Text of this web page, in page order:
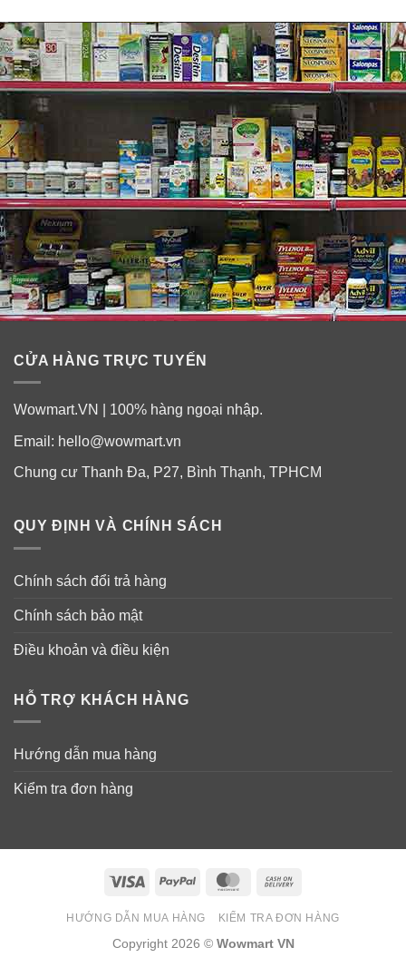
CỬA HÀNG TRỰC TUYẾN
Wowmart.VN | 100% hàng ngoại nhập.
Email: hello@wowmart.vn
Chung cư Thanh Đa, P27, Bình Thạnh, TPHCM
QUY ĐỊNH VÀ CHÍNH SÁCH
Chính sách đổi trả hàng
Chính sách bảo mật
Điều khoản và điều kiện
HỖ TRỢ KHÁCH HÀNG
Hướng dẫn mua hàng
Kiểm tra đơn hàng
Visa PayPal MasterCard
Delivery
HƯỚNG DẪN MUA HÀNG KIỂM TRA ĐƠN HÀNG
Copyright 2026 © Wowmart VN